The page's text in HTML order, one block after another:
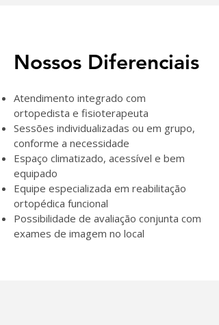
Nossos Diferenciais
Atendimento integrado com
ortopedista e fisioterapeuta
Sessões individualizadas ou em grupo,
conforme a necessidade
Espaço climatizado, acessível e bem
equipado
Equipe especializada em reabilitação
ortopédica funcional
Possibilidade de avaliação conjunta com
exames de imagem no local